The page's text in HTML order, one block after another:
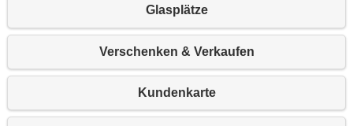
Glasplätze
Verschenken & Verkaufen
Kundenkarte